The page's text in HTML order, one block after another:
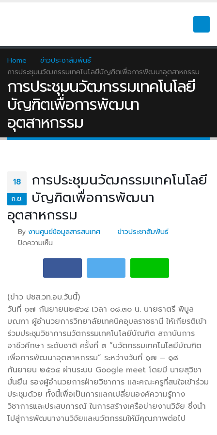
Home
ข่าวประชาสัมพันธ์
การประชุมนวัฒกรรมเทคโนโลยีบัญฑิตเพื่อการพัฒนาอุตสาหกรรม
การประชุมนวัฒกรรมเทคโนโลยี
บัญฑิตเพื่อการพัฒนา
อุตสาหกรรม
18
ก.ย.
การประชุมนวัฒกรรมเทคโนโลยี
บัญฑิตเพื่อการพัฒนา
อุตสาหกรรม
Byงานศูนย์ข้อมูลสารสนเทศ
ข่าวประชาสัมพันธ์
ปิดความเห็น
(ข่าว ปชส.วท.อบ.วันนี้)
วันที่ ๑๗ กันยายน๒๕๖๔ เวลา ๐๘.๓๐ น. นายธาตรี พิบูล
มณฑา ผู้อำนวยการวิทยาลัยเทคนิคอุบลราชธานี ให้เกียรติเข้า
ร่วมประชุมวิชาการนวัตกรรมเทคโนโลยีบัณฑิต สถาบันการ
อาชีวศึกษา ระดับชาติ ครั้งที่ ๓ “นวัตกรรมเทคโนโลยีบัณฑิต
เพื่อการพัฒนาอุตสาหกรรม” ระหว่างวันที่ ๑๗ – ๑๘
กันยายน ๒๕๖๔ ผ่านระบบ Google meet โดยมี นายสุวิชา
มั่นยืน รองผู้อำนวยการฝ่ายวิชาการ และคณะครูที่สนใจเข้าร่วม
ประชุมด้วย ทั้งนี้เพื่อเป็นการแลกเปลี่ยนองค์ความรู้ทาง
วิชาการและประสบการณ์ ในการสร้างเครือข่ายงานวิจัย ซึ่งนำ
ไปสู่การพัฒนางานวิจัยและนวัตกรรมให้มีคุณภาพต่อไป